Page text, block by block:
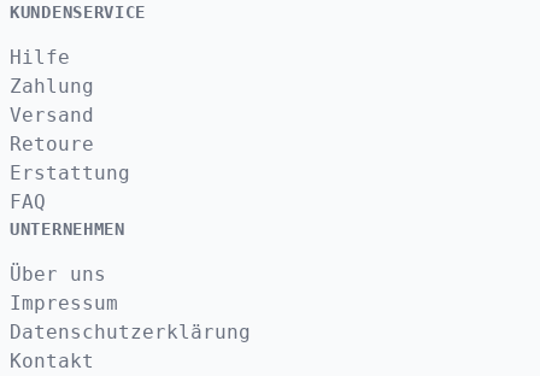
KUNDENSERVICE
Hilfe
Zahlung
Versand
Retoure
Erstattung
FAQ
UNTERNEHMEN
Über uns
Impressum
Datenschutzerklärung
Kontakt